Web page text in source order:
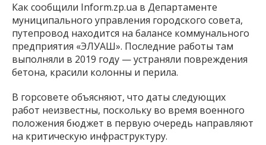
Как сообщили Inform.zp.ua в Департаменте
муниципального управления городского совета,
путепровод находится на балансе коммунального
предприятия «ЭЛУАШ». Последние работы там
выполняли в 2019 году — устраняли повреждения
бетона, красили колонны и перила.
В горсовете объясняют, что даты следующих
работ неизвестны, поскольку во время военного
положения бюджет в первую очередь направляют
на критическую инфраструктуру.